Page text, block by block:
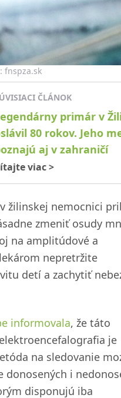
fnspza.sk
ČLÁNOK
primár v
80 rokov. Jeho
aj v zahraničí
viac>
žilinskej nemocnici
zmeniť osudy
na amplitúdové a
nepretržite
detí a zachytiť
informovala, že táto
je
na sledovanie
donosených i
disponujú iba